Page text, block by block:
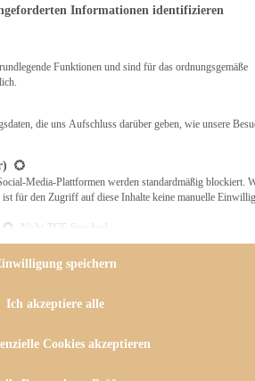
Informationen identifizieren
für die eine Einwilligung erteilt werden
Funktionen und sind für das ordnungsgemäße
die uns Aufschluss darüber geben, wie unsere
Media-Plattformen werden standardmäßig blockiert.
ist für den Zugriff auf diese Inhalte keine manuelle
Nicht-TCF-Standard
speichern
Ich akzeptiere alle
Cookies akzeptieren